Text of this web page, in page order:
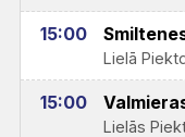
15:00
Lielā
15:00
Lielās